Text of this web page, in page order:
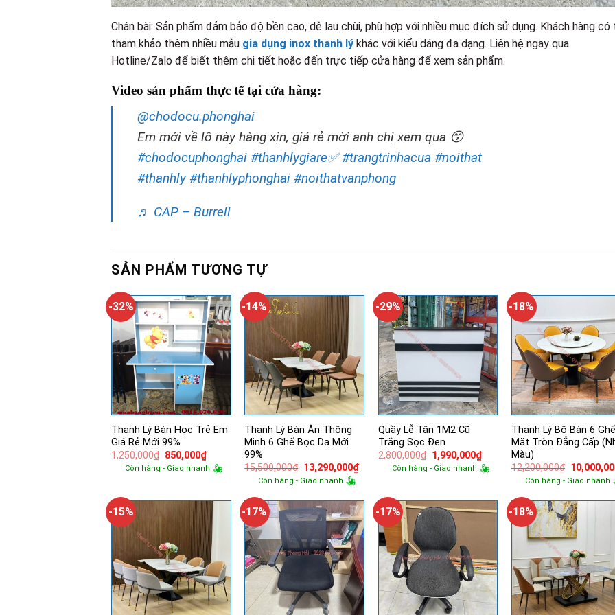
Chân bài: Sản phẩm đảm bảo độ bền cao, dễ lau chùi, phù hợp với nhiều mục đích sử dụng. Khách hàng có
tham khảo thêm nhiều mẫu gia dụng inox thanh lý khác với kiểu dáng đa dạng. Liên hệ ngay qua
Hotline/Zalo để biết thêm chi tiết hoặc đến trực tiếp cửa hàng để xem sản phẩm.
Video sản phẩm thực tế tại cửa hàng:
@chodocu.phonghai
Em mới về lô này hàng xịn, giá rẻ mời anh chị xem qua 😙
#chodocuphonghai #thanhlygiare✅ #trangtrinhacua #noithat
#thanhly #thanhlyphonghai #noithatvanphong
♬ CAP – Burrell
SẢN PHẨM TƯƠNG TỰ
-32%
Thanh Lý Bàn Học Trẻ Em
Giá Rẻ Mới 99%
1,250,000₫ Giá
gốc
là:
850,000₫Giá
hiện
tại
Còn hàng - Giao nhanh
-14%
Thanh Lý Bàn Ăn Thông
Minh 6 Ghế Bọc Da Mới
99%
15,500,000₫ Giá
gốc
là:
13,290,000₫Giá
13,290,000₫.
Còn hàng - Giao nhanh
-29%
Quầy Lễ Tân 1M2 Cũ
Trắng Sọc Đen
2,800,000₫ Giá
gốc
là:
1,990,000₫Giá
hiện
tại
Còn hàng - Giao nhanh
-18%
Thanh Lý Bộ Bàn 6 Ghế
Mặt Tròn Đẳng Cấp
Màu)
12,200,000₫ Giá
gốc
là:
Còn hàng - Giao nhanh
-15% -17% -17% -18%